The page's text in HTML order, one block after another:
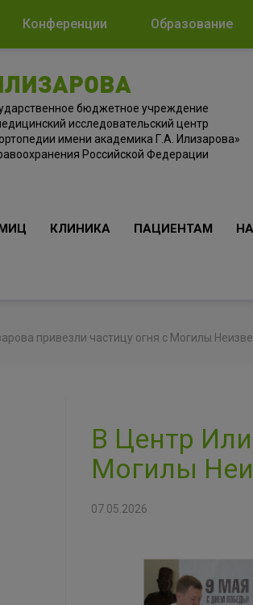
Конференции Образование
бюджетное учреждение
исследовательский центр
имени академика Г.А. Илизарова»
Российской Федерации
КЛИНИКА ПАЦИЕНТАМ
привезли частицу огня с Могилы
В Центр
Могилы
07.05.2026